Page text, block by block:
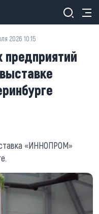
2026 10:15
предприятий
«ИННОПРОМ»